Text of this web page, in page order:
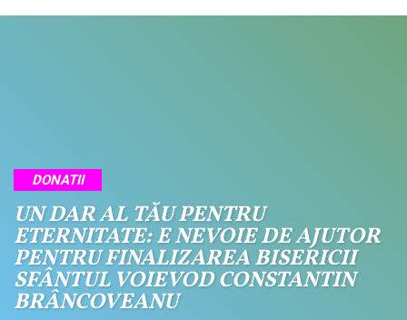
DONATII
UN DAR AL TĂU PENTRU
ETERNITATE: E NEVOIE DE AJUTOR
PENTRU FINALIZAREA BISERICII
SFÂNTUL VOIEVOD CONSTANTIN
BRÂNCOVEANU